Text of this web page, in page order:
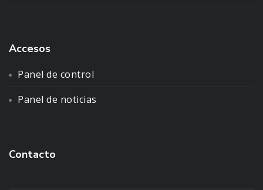
Accesos
Panel de control
Panel de noticias
Contacto